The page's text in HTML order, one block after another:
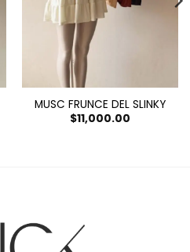
MUSC FRUNCE DEL SLINKY
$11,000.00